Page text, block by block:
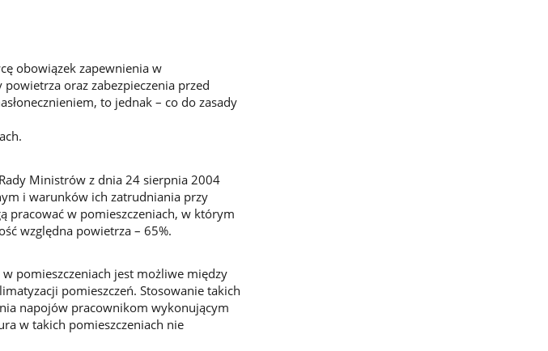
obowiązek zapewnienia w
oraz zabezpieczenia przed
to jednak – co do zasady
Ministrów z dnia 24 sierpnia 2004
i warunków ich zatrudniania przy
pracować w pomieszczeniach, w którym
względna powietrza – 65%.
pomieszczeniach jest możliwe między
pomieszczeń. Stosowanie takich
napojów pracownikom wykonującym
w takich pomieszczeniach nie